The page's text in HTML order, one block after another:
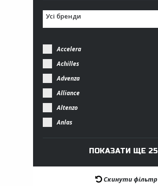
Усі бренди
Accelera
Achilles
Advenza
Alliance
Altenzo
Anlas
Скинути фільтр